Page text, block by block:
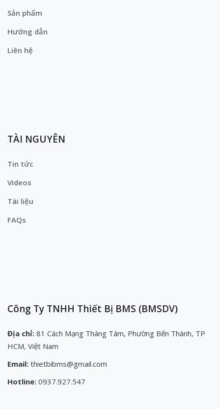
Sản phẩm
Hướng dẫn
Liên hệ
TÀI NGUYÊN
Tin tức
Videos
Tài liệu
FAQs
Công Ty TNHH Thiết Bị BMS (BMSDV)
Địa chỉ: 81 Cách Mạng Tháng Tám, Phường Bến Thành, TP
HCM, Việt Nam
Email: thietbibms@gmail.com
Hotline: 0937.927.547